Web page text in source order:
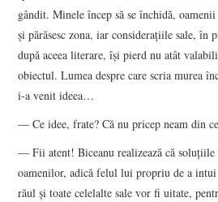
gândit. Minele încep să se închidă,
şi părăsesc zona, iar consideraţiile sale, în
după aceea literare, îşi pierd nu atât
obiectul. Lumea despre care scria murea
i-a venit ideea…
― Ce idee, frate? Că nu pricep neam din
― Fii atent! Biceanu realizează că soluţiile
oamenilor, adică felul lui propriu de a intui
răul şi toate celelalte sale vor fi uitate,